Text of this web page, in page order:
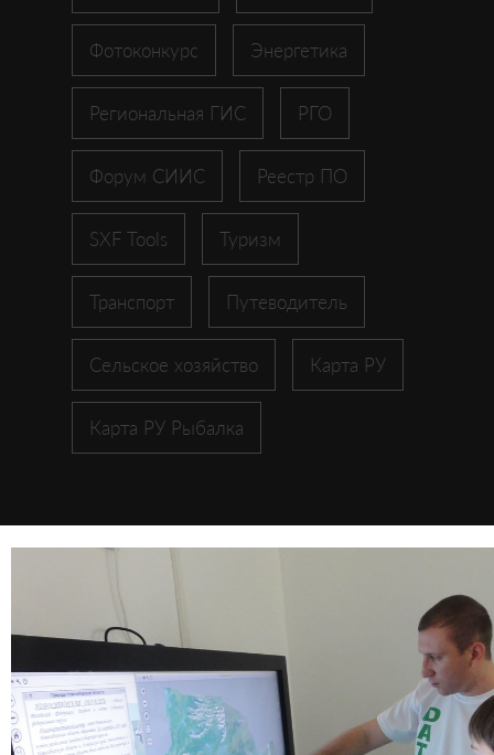
Фотоконкурс Энергетика
Региональная ГИС РГО
Форум СИИС Реестр ПО
SXF Tools Туризм
Транспорт Путеводитель
Сельское хозяйство Карта РУ
Карта РУ Рыбалка